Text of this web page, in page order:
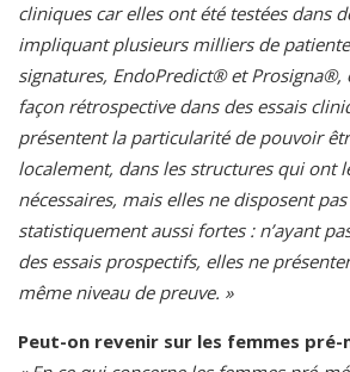
cliniques car elles ont été testées dans
impliquant plusieurs milliers de
signatures, EndoPredict® et Prosigna®,
façon rétrospective dans des essais
présentent la particularité de pouvoir
localement, dans les structures qui ont
nécessaires, mais elles ne disposent
statistiquement aussi fortes : n’ayant
des essais prospectifs, elles ne
même niveau de preuve. »
Peut-on revenir sur les femmes pré-